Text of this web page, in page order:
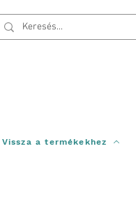
Vissza a termékekhez